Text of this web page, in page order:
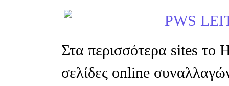
Στα περισσότερα sites το
σελίδες online